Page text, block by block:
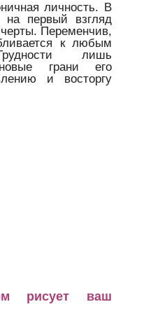
личность. В
первый взгляд
Переменчив,
к любым
лишь
грани его
и восторгу
рисует ваш